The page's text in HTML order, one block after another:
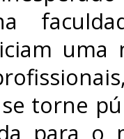
uma
torne
para o